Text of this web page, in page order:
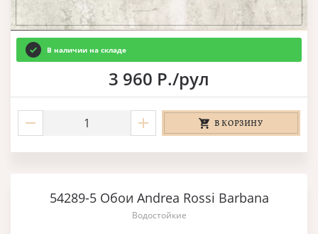
В наличии на складе
3 960 Р./рул
В КОРЗИНУ
54289-5 Обои Andrea Rossi Barbana
Водостойкие